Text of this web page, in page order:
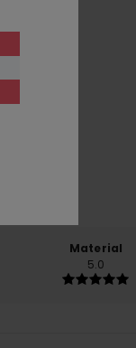
Material
5.0